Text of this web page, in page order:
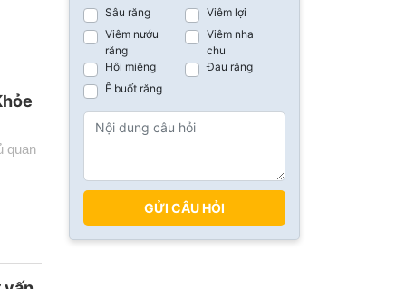
quan
Sâu răng
Viêm lợi
Viêm nướu
răng
Viêm nha
chu
Hôi miệng
Đau răng
Ê buốt răng
GỬI CÂU HỎI